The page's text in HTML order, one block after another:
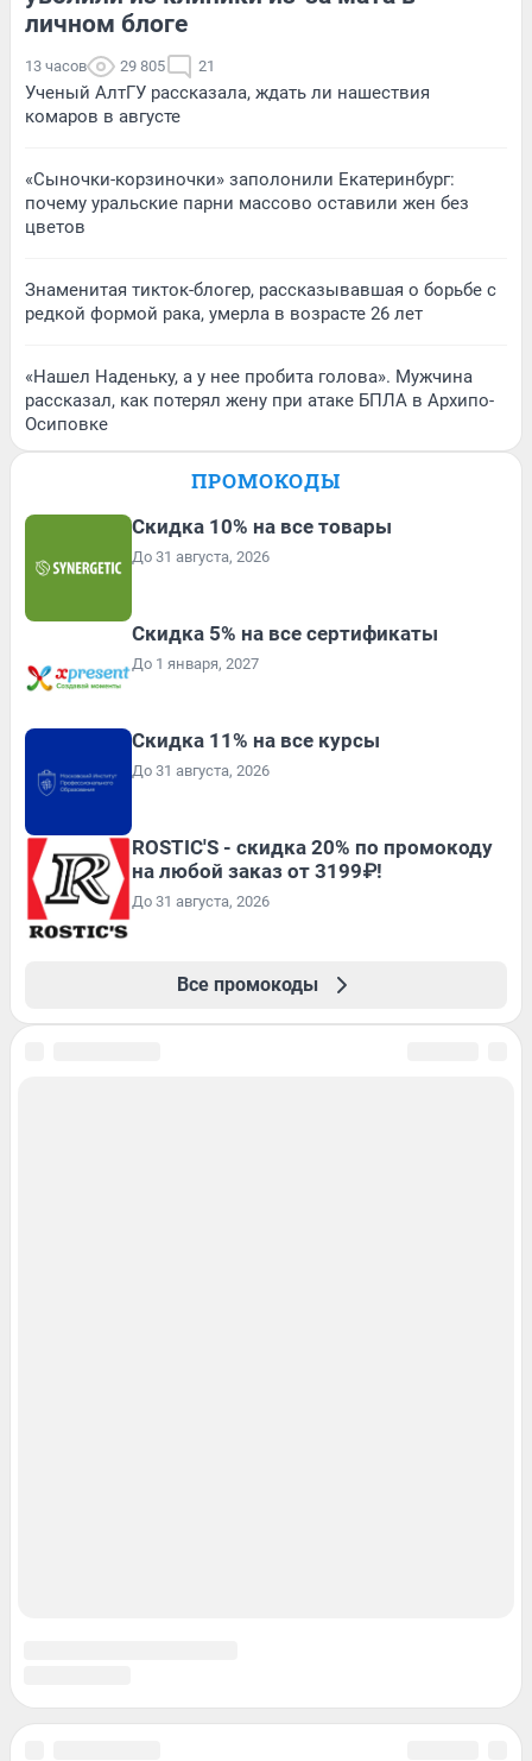
личном блоге
13 часов 29 805 21
Ученый АлтГУ рассказала, ждать ли нашествия
комаров в августе
«Сыночки-корзиночки» заполонили Екатеринбург:
почему уральские парни массово оставили жен без
цветов
Знаменитая тикток-блогер, рассказывавшая о борьбе с
редкой формой рака, умерла в возрасте 26 лет
«Нашел Наденьку, а у нее пробита голова». Мужчина
рассказал, как потерял жену при атаке БПЛА в Архипо-
Осиповке
ПРОМОКОДЫ
Скидка 10% на все товары
До 31 августа, 2026
Скидка 5% на все сертификаты
До 1 января, 2027
Скидка 11% на все курсы
До 31 августа, 2026
ROSTIC'S - скидка 20% по промокоду
на любой заказ от 3199₽!
До 31 августа, 2026
Все промокоды